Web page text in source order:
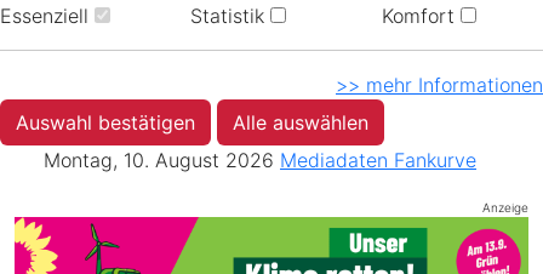
Essenziell
Statistik Komfort
>> mehr Informationen
Auswahl bestätigen
Alle auswählen
Montag, 10. August 2026 Mediadaten Fankurve
Anzeige